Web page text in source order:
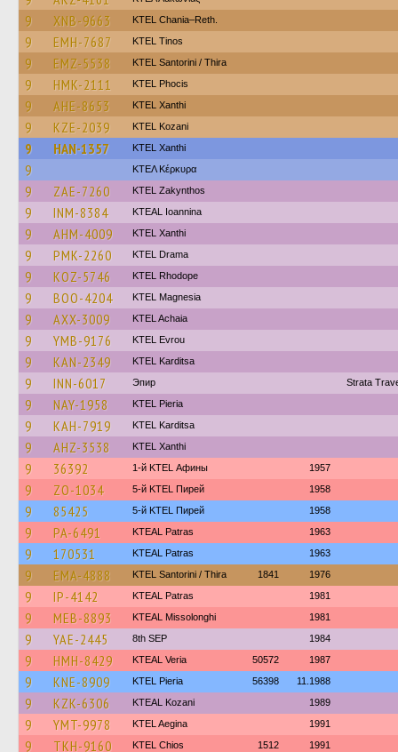
9 XNB-9663 KTEL Chania–Reth.
9 EMH-7687 KTEL Tinos
9 EMZ-5538 KTEL Santorini / Thira
9 HMK-2111 ΚΤΕL Phocis
9 AHE-8653 KTEL Xanthi
9 KZE-2039 ΚΤΕL Kozani
9 HAN-1357 KTEL Xanthi
9 ΚΤΕΛ Κέρκυρα
9 ZAE-7260 KTEL Zakynthos
9 INM-8384 KTEAL Ioannina
9 AHM-4009 KTEL Xanthi
9 PMK-2260 KTEL Drama
9 KOZ-5746 KTEL Rhodope
9 BOO-4204 ΚΤΕL Magnesia
9 AXX-3009 KTEL Achaia
9 YMB-9176 KTEL Evrou
9 KAN-2349 ΚΤΕL Karditsa
9 INN-6017 Эпир Strata
9 NAY-1958 KTEL Pieria
9 KAH-7919 ΚΤΕL Karditsa
9 AHZ-3538 KTEL Xanthi
9 36392 1-й KTEL Афины 1957
9 ZO-1034 5-й KTEL Пирей 1958
9 85425 5-й KTEL Пирей 1958
9 PA-6491 KTEAL Patras 1963
9 170531 KTEAL Patras 1963
9 EMA-4888 KTEL Santorini / Thira 1841 1976
9 IP-4142 KTEAL Patras 1981
9 MEB-8893 KTEAL Missolonghi 1981
9 YAE-2445 8th SEP 1984
9 HMH-8429 KTEAL Veria 50572 1987
9 KNE-8909 KTEL Pieria 56398 11.1988
9 KZK-6306 KTEAL Kozani 1989
9 YMT-9978 KTEL Aegina 1991
9 TKH-9160 KTEL Chios 1512 1991